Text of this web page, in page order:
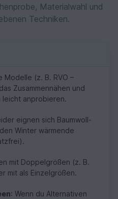
Materialwahl und
Techniken.
Modelle (z. B. RVO –
Zusammennähen und
leicht anprobieren.
eignen sich Baumwoll-
Winter wärmende
mit Doppelgrößen (z. B.
mit als Einzelgrößen.
: Wenn du Alternativen